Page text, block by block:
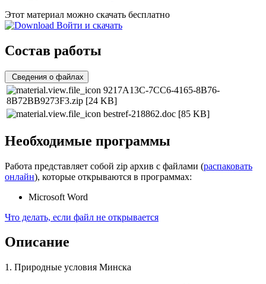
Этот материал можно скачать бесплатно
Войти и скачать
Состав работы
Сведения о файлах
9217A13C-7CC6-4165-8B76-
8B72BB9273F3.zip [24 KB]
bestref-218862.doc [85 KB]
Необходимые программы
Работа представляет собой zip архив с файлами (распаковать
онлайн), которые открываются в программах:
Microsoft Word
Что делать, если файл не открывается
Описание
1. Природные условия Минска